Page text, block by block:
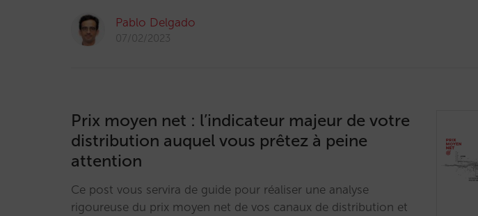
Pablo Delgado
07/02/2023
Prix moyen net : l’indicateur majeur de votre
distribution auquel vous prêtez à peine
attention
Ce post vous servira de guide pour réaliser une analyse
rigoureuse du prix moyen net de vos canaux de distribution et